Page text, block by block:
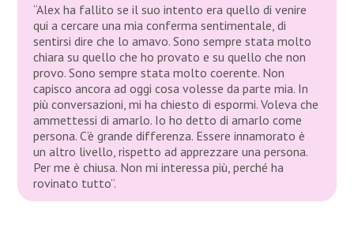
“Alex ha fallito se il suo intento era quello di venire
qui a cercare una mia conferma sentimentale, di
sentirsi dire che lo amavo. Sono sempre stata molto
chiara su quello che ho provato e su quello che non
provo. Sono sempre stata molto coerente. Non
capisco ancora ad oggi cosa volesse da parte mia. In
più conversazioni, mi ha chiesto di espormi. Voleva che
ammettessi di amarlo. Io ho detto di amarlo come
persona. C’è grande differenza. Essere innamorato è
un altro livello, rispetto ad apprezzare una persona.
Per me è chiusa. Non mi interessa più, perché ha
rovinato tutto”.